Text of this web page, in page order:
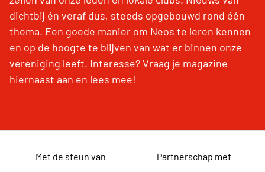
dichtbij én veraf dus, steeds opgebouwd rond één
thema. Een goede manier om Neos te leren kennen
en op de hoogte te blijven van wat er binnen onze
vereniging leeft. Interesse? Vraag je magazine
hiernaast aan en lees mee!
Met de steun van Partnerschap met